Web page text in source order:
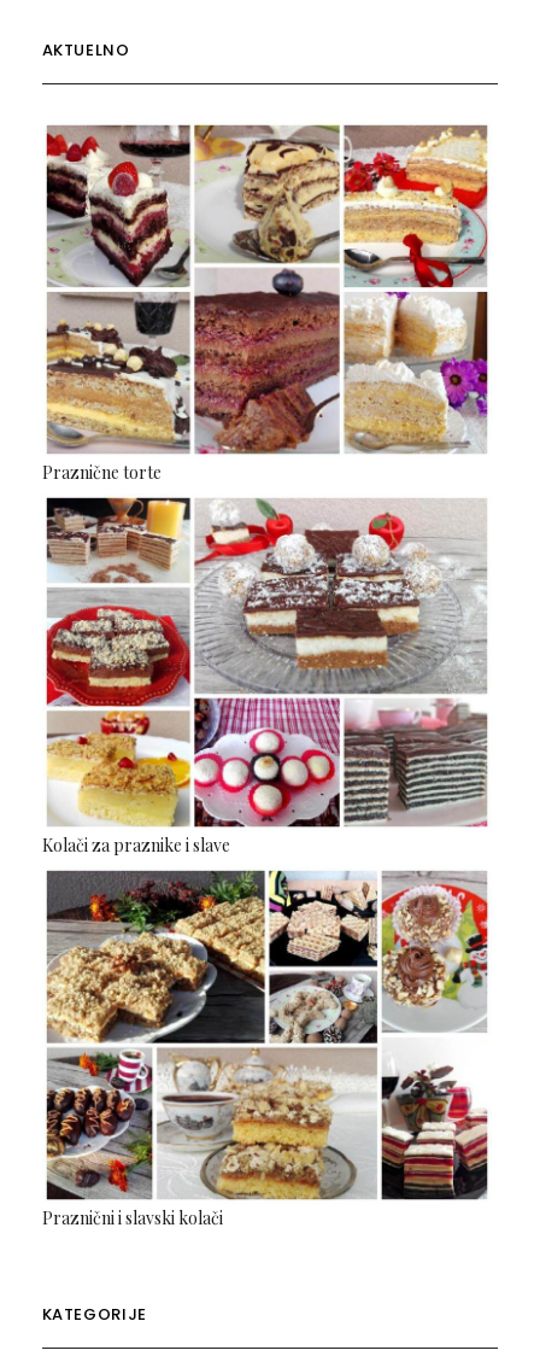
AKTUELNO
Praznične torte
Kolači za praznike i slave
Praznični i slavski kolači
KATEGORIJE